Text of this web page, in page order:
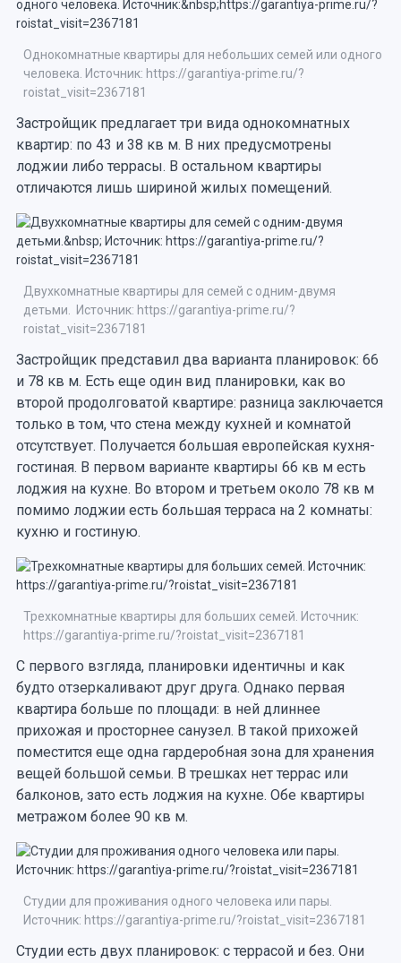
Однокомнатные квартиры для небольших семей или одного
человека. Источник: https://garantiya-prime.ru/?
roistat_visit=2367181
Застройщик предлагает три вида однокомнатных
квартир: по 43 и 38 кв м. В них предусмотрены
лоджии либо террасы. В остальном квартиры
отличаются лишь шириной жилых помещений.
Двухкомнатные квартиры для семей с одним-двумя
детьми. Источник: https://garantiya-prime.ru/?
roistat_visit=2367181
Застройщик представил два варианта планировок: 66
и 78 кв м. Есть еще один вид планировки, как во
второй продолговатой квартире: разница заключается
только в том, что стена между кухней и комнатой
отсутствует. Получается большая европейская кухня-
гостиная. В первом варианте квартиры 66 кв м есть
лоджия на кухне. Во втором и третьем около 78 кв м
помимо лоджии есть большая терраса на 2 комнаты:
кухню и гостиную.
Трехкомнатные квартиры для больших семей. Источник:
https://garantiya-prime.ru/?roistat_visit=2367181
С первого взгляда, планировки идентичны и как
будто отзеркаливают друг друга. Однако первая
квартира больше по площади: в ней длиннее
прихожая и просторнее санузел. В такой прихожей
поместится еще одна гардеробная зона для хранения
вещей большой семьи. В трешках нет террас или
балконов, зато есть лоджия на кухне. Обе квартиры
метражом более 90 кв м.
Студии для проживания одного человека или пары.
Источник: https://garantiya-prime.ru/?roistat_visit=2367181
Студии есть двух планировок: с террасой и без. Они